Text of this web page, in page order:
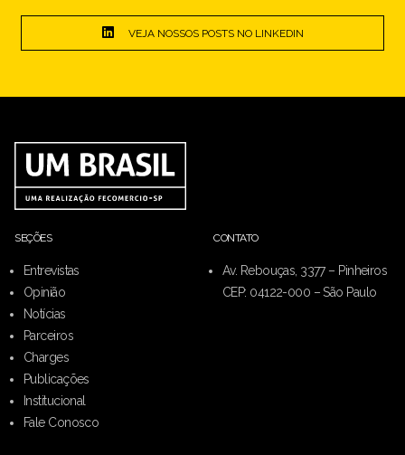
VEJA NOSSOS POSTS NO LINKEDIN
SEÇÕES
Entrevistas
Opinião
Notícias
Parceiros
Charges
Publicações
Institucional
Fale Conosco
CONTATO
Av. Rebouças, 3377 – Pinheiros
CEP: 04122-000 – São Paulo